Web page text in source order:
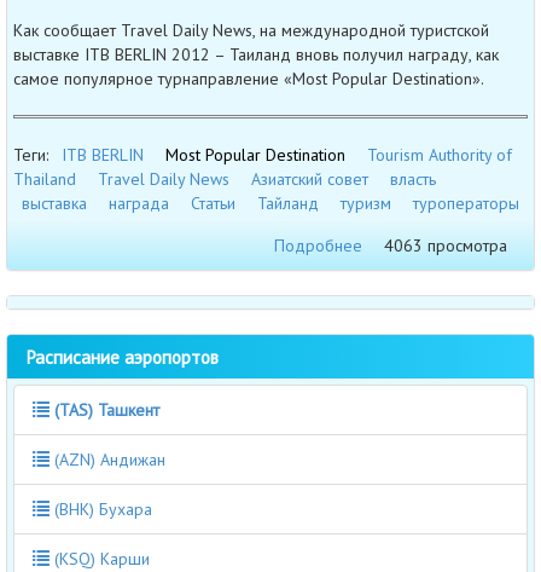
Как сообщает Travel Daily News, на международной туристской
выставке ITB BERLIN 2012 – Таиланд вновь получил награду, как
самое популярное турнаправление «Most Popular Destination».
Теги: ITB BERLIN Most Popular Destination
Tourism Authority of
Thailand
Travel Daily News Азиатский совет
власть
выставка
награда Статьи Тайланд туризм
туроператоры
Подробнее
4063 просмотра
Расписание аэропортов
(TAS) Ташкент
(AZN) Андижан
(BHK) Бухара
(KSQ) Карши